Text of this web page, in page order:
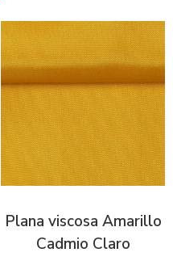
Plana viscosa Amarillo
Cadmio Claro